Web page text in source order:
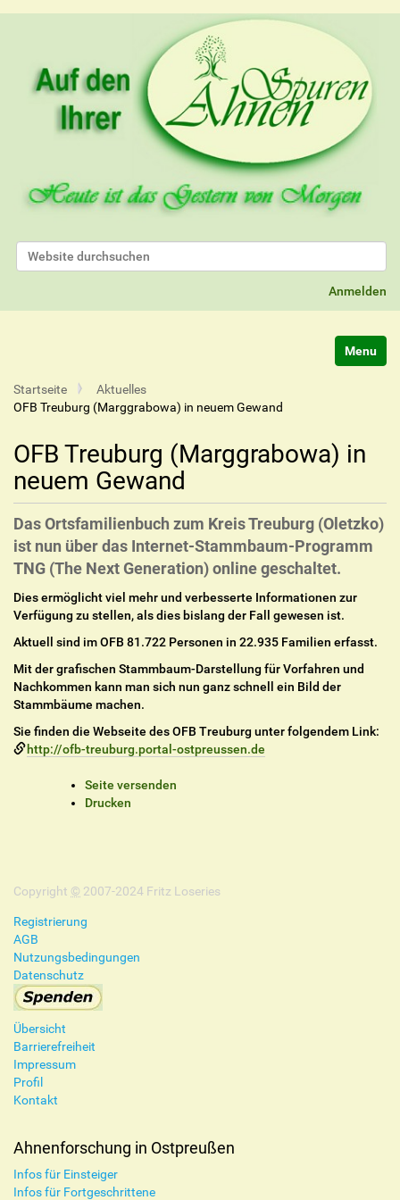
Website durchsuchen
Anmelden
Startseite
Aktuelles
OFB Treuburg (Marggrabowa) in neuem Gewand
OFB Treuburg (Marggrabowa) in
neuem Gewand
Das Ortsfamilienbuch zum Kreis Treuburg (Oletzko)
ist nun über das Internet-Stammbaum-Programm
TNG (The Next Generation) online geschaltet.
Dies ermöglicht viel mehr und verbesserte Informationen zur
Verfügung zu stellen, als dies bislang der Fall gewesen ist.
Aktuell sind im OFB 81.722 Personen in 22.935 Familien erfasst.
Mit der grafischen Stammbaum-Darstellung für Vorfahren und
Nachkommen kann man sich nun ganz schnell ein Bild der
Stammbäume machen.
Sie finden die Webseite des OFB Treuburg unter folgendem Link:
http://ofb-treuburg.portal-ostpreussen.de
s
e
i
f
i
c
h
e
k
i
n
e
Seite versenden
Drucken
Copyright © 2007-2024 Fritz Loseries
Registrierung
AGB
Nutzungsbedingungen
Datenschutz
Übersicht
Barrierefreiheit
Impressum
Profil
Kontakt
Ahnenforschung in Ostpreußen
Infos für Einsteiger
Infos für Fortgeschrittene